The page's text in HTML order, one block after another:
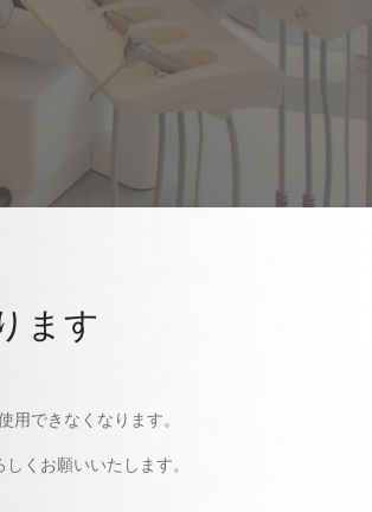
ます
できなくなります。
くお願いいたします。